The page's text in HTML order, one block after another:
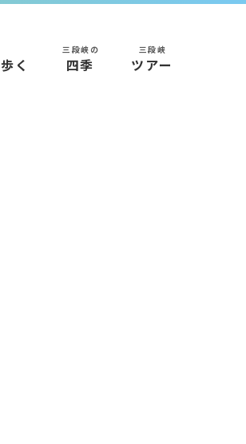
歩く
三段峡の
四季
三段峡
ツアー